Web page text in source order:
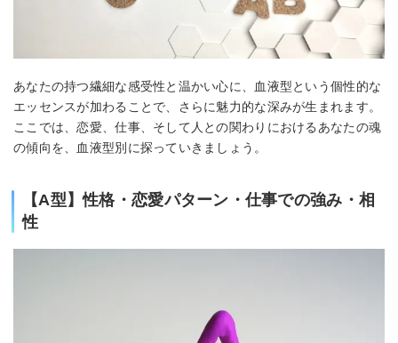
あなたの持つ繊細な感受性と温かい心に、血液型という個性的な
エッセンスが加わることで、さらに魅力的な深みが生まれます。
ここでは、恋愛、仕事、そして人との関わりにおけるあなたの魂
の傾向を、血液型別に探っていきましょう。
【A型】性格・恋愛パターン・仕事での強み・相
性